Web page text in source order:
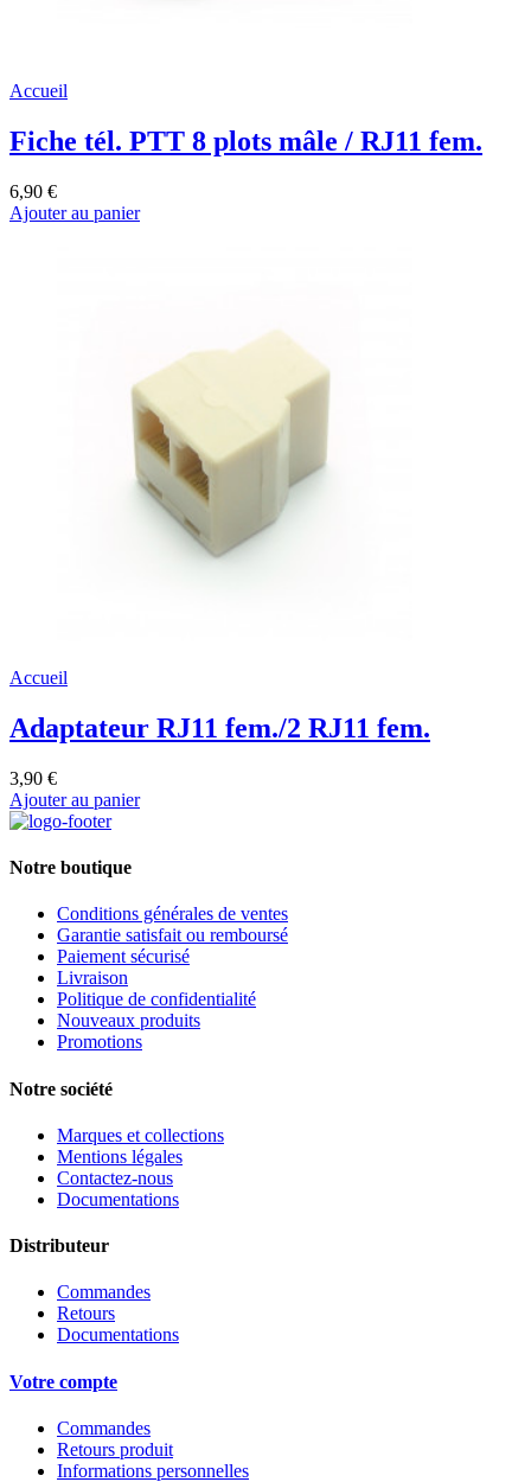
Accueil
Fiche tél. PTT 8 plots mâle / RJ11 fem.
6,90 €
Ajouter au panier
Accueil
Adaptateur RJ11 fem./2 RJ11 fem.
3,90 €
Ajouter au panier
Notre boutique
Conditions générales de ventes
Garantie satisfait ou remboursé
Paiement sécurisé
Livraison
Politique de confidentialité
Nouveaux produits
Promotions
Notre société
Marques et collections
Mentions légales
Contactez-nous
Documentations
Distributeur
Commandes
Retours
Documentations
Votre compte
Commandes
Retours produit
Informations personnelles